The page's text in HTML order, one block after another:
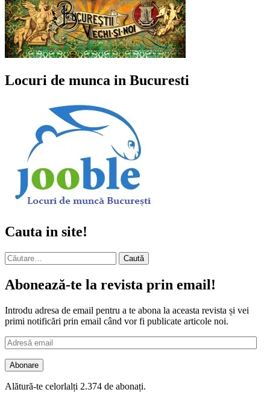
Locuri de munca in Bucuresti
Cauta in site!
Caută
după:
Abonează-te la revista prin email!
Introdu adresa de email pentru a te abona la aceasta revista și vei
primi notificări prin email când vor fi publicate articole noi.
Adresă
email
Abonare
Alătură-te celorlalți 2.374 de abonați.